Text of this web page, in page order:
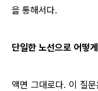
을 통해서다.
단일한 노선으로 어떻
액면 그대로다. 이 질